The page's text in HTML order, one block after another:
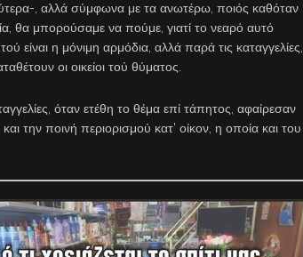
, αλλά σύμφωνα με τα ανωτέρω, ποιός καθόταν
θα μπορούσαμε να πούμε, γιατί το νεαρό αυτό
είναι η μόνιμη αρμόδια, αλλά παρά τις καταγγελίες,
οι οικείοι τού θύματος.
όταν ετέθη το θέμα επί τάπητος, αφαίρεσαν
την ποινή περιορισμού κατ’ οίκον, η οποία και του